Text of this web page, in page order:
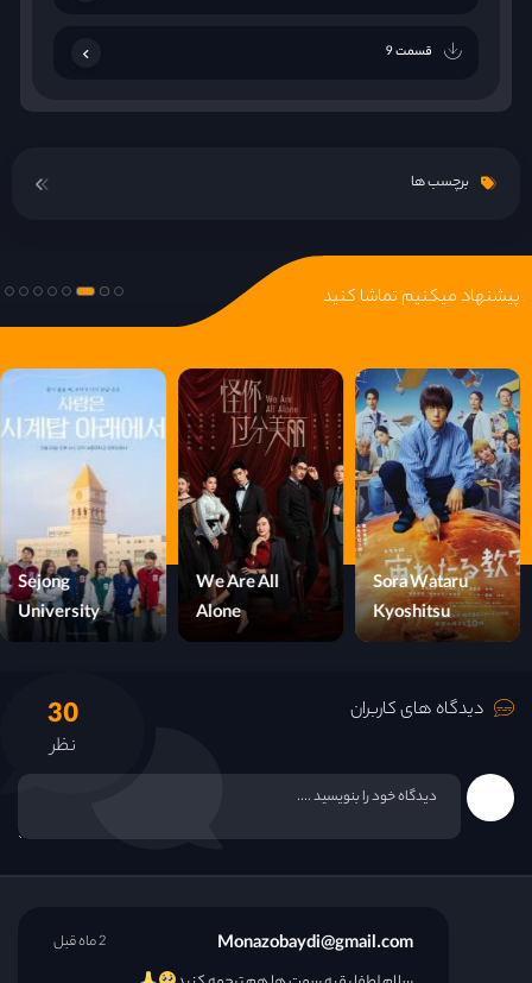
قسمت 9
قسمت 10
قسمت 11
برچسب ها
پیشنهاد میکنیم تماشا کنید
Sora Wataru
Kyoshitsu
We Are All
Alone
Sejong
University
دیدگاه های کاربران 30
نظر
Monazobaydi@gmail.com 2 ماه قبل